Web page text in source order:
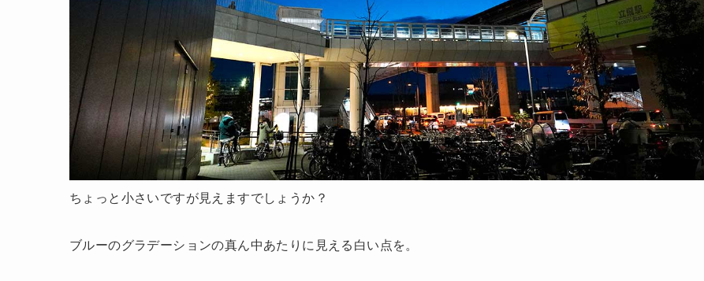
ちょっと小さいですが見えますでしょうか？
ブルーのグラデーションの真ん中あたりに見える白い点を。